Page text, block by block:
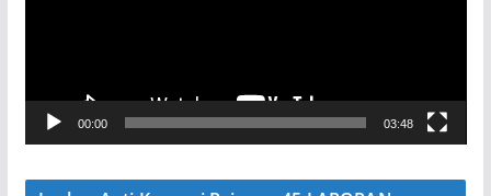
V
e
00:00 03:48